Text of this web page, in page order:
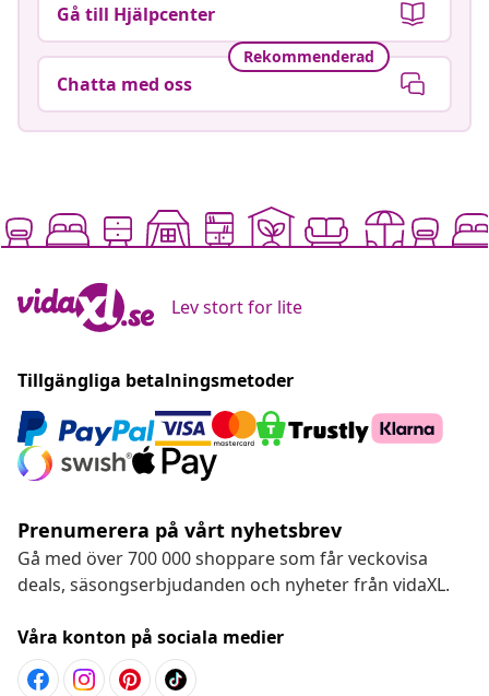
Gå till Hjälpcenter
Rekommenderad
Chatta med oss
Lev stort for lite
Tillgängliga betalningsmetoder
Prenumerera på vårt nyhetsbrev
Gå med över 700 000 shoppare som får veckovisa
deals, säsongserbjudanden och nyheter från vidaXL.
Våra konton på sociala medier